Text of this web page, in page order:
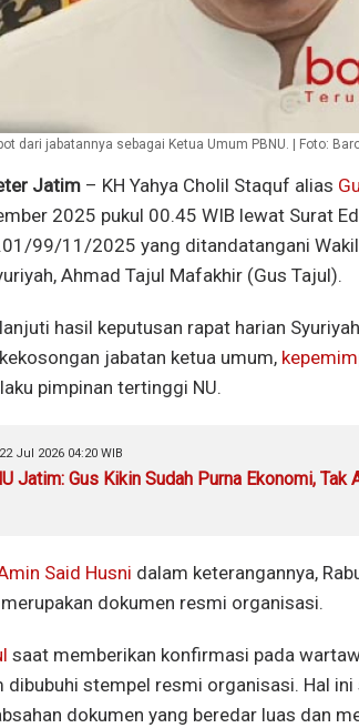
dari jabatannya sebagai Ketua Umum PBNU. | Foto:
Jatim – KH Yahya Cholil Staquf alias
2025 pukul 00.45 WIB lewat Surat
99/11/2025 yang ditandatangani Wakil
Ahmad Tajul Mafakhir (Gus Tajul).
hasil keputusan rapat harian
jabatan ketua umum,
pimpinan tertinggi NU.
Jul 2026 04:20 WIB
Jatim: Gus Kikin Sudah Purna Ekonomi, Tak
Said Husni dalam keterangannya,
dokumen resmi organisasi.
saat memberikan konfirmasi pada
dibubuhi stempel resmi organisasi. Hal
dokumen yang beredar luas dan